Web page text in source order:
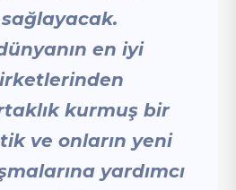
en iyi
kurmuş bir
ve onların yeni
yardımcı